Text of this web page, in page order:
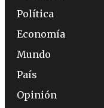
Política
Economía
Mundo
País
Opinión